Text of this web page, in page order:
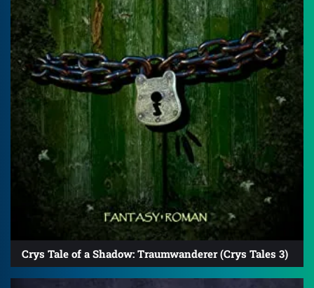
Crys Tale of a Shadow: Traumwanderer (Crys Tales 3)